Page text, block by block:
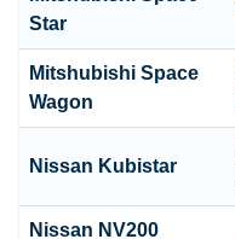
Star
Mitshubishi Space
Wagon
Nissan Kubistar
Nissan NV200